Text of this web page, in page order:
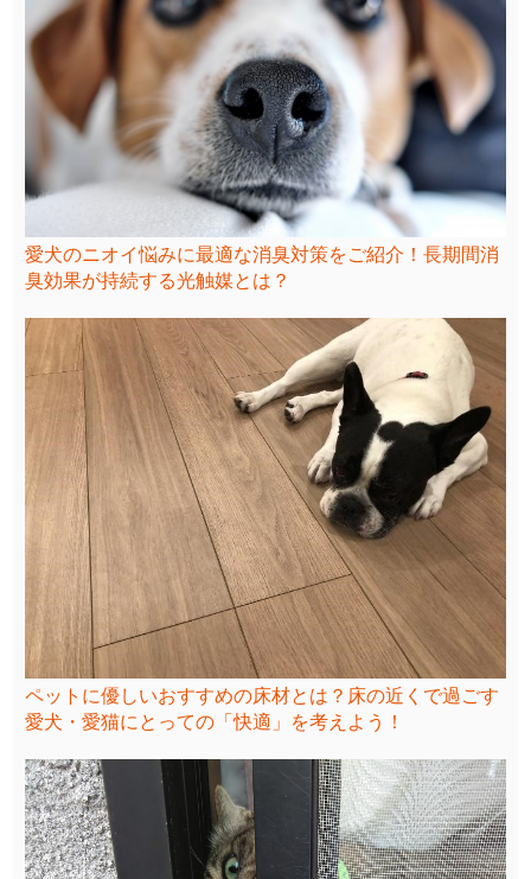
愛犬のニオイ悩みに最適な消臭対策をご紹介！長期間消
臭効果が持続する光触媒とは？
ペットに優しいおすすめの床材とは？床の近くで過ごす
愛犬・愛猫にとっての「快適」を考えよう！